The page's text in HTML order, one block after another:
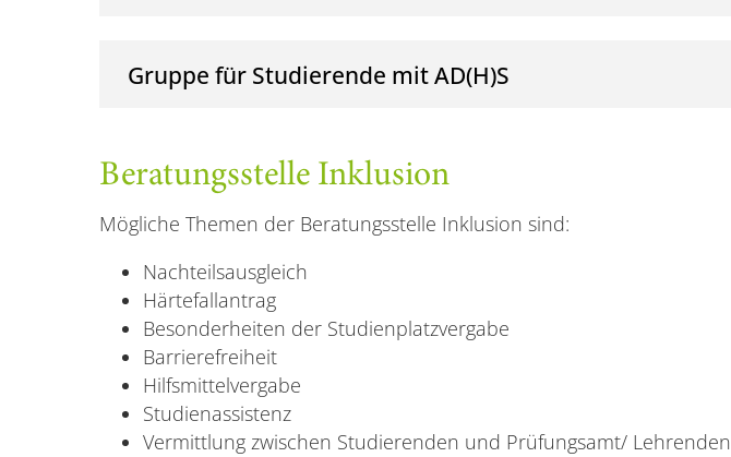
Gruppe für Studierende mit AD(H)S
Beratungsstelle Inklusion
Mögliche Themen der Beratungsstelle Inklusion sind:
Nachteilsausgleich
Härtefallantrag
Besonderheiten der Studienplatzvergabe
Barrierefreiheit
Hilfsmittelvergabe
Studienassistenz
Vermittlung zwischen Studierenden und Prüfungsamt/ Lehrenden